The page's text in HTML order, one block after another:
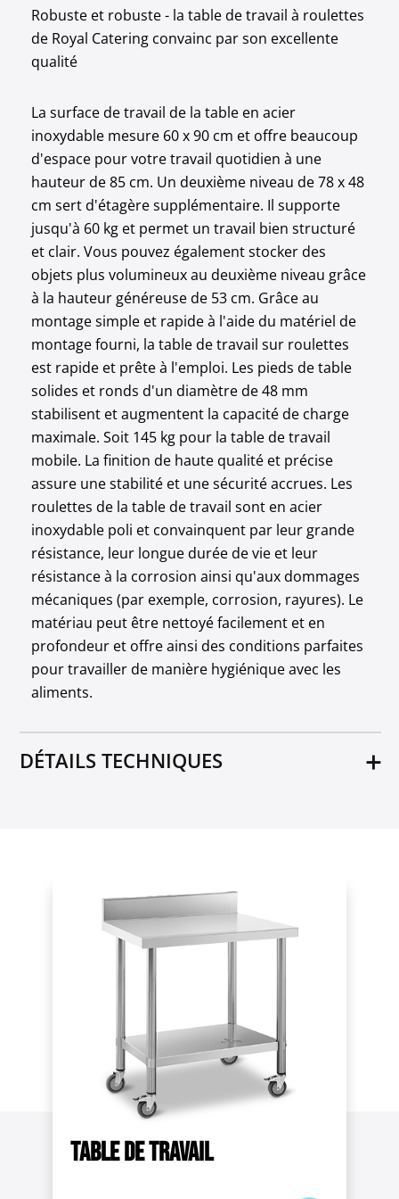
Robuste et robuste - la table de travail à roulettes
de Royal Catering convainc par son excellente
qualité
La surface de travail de la table en acier
inoxydable mesure 60 x 90 cm et offre beaucoup
d'espace pour votre travail quotidien à une
hauteur de 85 cm. Un deuxième niveau de 78 x 48
cm sert d'étagère supplémentaire. Il supporte
jusqu'à 60 kg et permet un travail bien structuré
et clair. Vous pouvez également stocker des
objets plus volumineux au deuxième niveau grâce
à la hauteur généreuse de 53 cm. Grâce au
montage simple et rapide à l'aide du matériel de
montage fourni, la table de travail sur roulettes
est rapide et prête à l'emploi. Les pieds de table
solides et ronds d'un diamètre de 48 mm
stabilisent et augmentent la capacité de charge
maximale. Soit 145 kg pour la table de travail
mobile. La finition de haute qualité et précise
assure une stabilité et une sécurité accrues. Les
roulettes de la table de travail sont en acier
inoxydable poli et convainquent par leur grande
résistance, leur longue durée de vie et leur
résistance à la corrosion ainsi qu'aux dommages
mécaniques (par exemple, corrosion, rayures). Le
matériau peut être nettoyé facilement et en
profondeur et offre ainsi des conditions parfaites
pour travailler de manière hygiénique avec les
aliments.
DÉTAILS TECHNIQUES
Max. charge de l'étagère inférieure [kg]
90 x 60 x 85 cm
Poids d'expédition
78 x 48Table de travail